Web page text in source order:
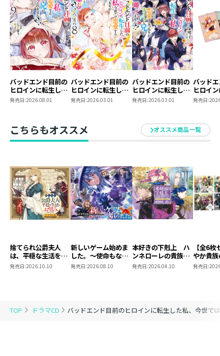
TOP ドラマCD バッドエンド目前のヒロインに転生した私、今世
バッドエンド目前の
ヒロインに転生した
私、今世では恋愛す
発売日:2026.08.01
バッドエンド目前の
ヒロインに転生した
私、今世では恋愛す
発売日:2026.03.01
バッドエンド目前の
ヒロインに転生した
私、今世では恋愛す
ん!?10
発売日:2026.03.01
バッド
ヒロイ
私、今
ん!? キ
ポスト
発売日:
こちらもオススメ オススメ商品一覧
捨てられ公爵夫人
は、平穏な生活をお
望みのようですドラ
マCD
発売日:2026.10.10
新しいゲーム始めま
した。～使命もない
のに最強です？～ド
ラマCD Ver.5.0
発売日:2026.08.10
本好きの下剋上 ハ
ンネローレの貴族院
五年生 ドラマCD３
発売日:2026.04.10
【全6
やか貴
すめ。
発売日: